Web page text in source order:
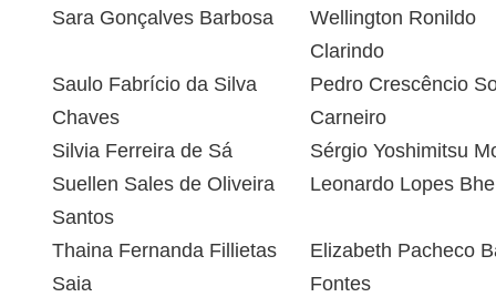
Sara Gonçalves Barbosa
Wellington Ronildo
Clarindo
Saulo Fabrício da Silva
Chaves
Pedro Crescêncio
Carneiro
Silvia Ferreira de Sá
Sérgio Yoshimitsu
Suellen Sales de Oliveira
Santos
Leonardo Lopes
Thaina Fernanda Fillietas
Saia
Elizabeth Pacheco
Fontes